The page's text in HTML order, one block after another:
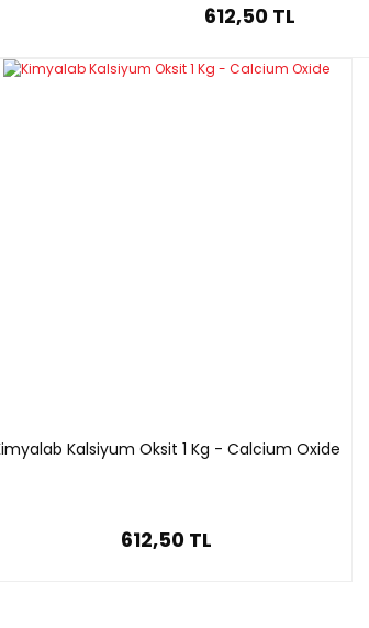
612,50 TL
Kalsiyum Oksit 1 Kg - Calcium Oxide
612,50 TL